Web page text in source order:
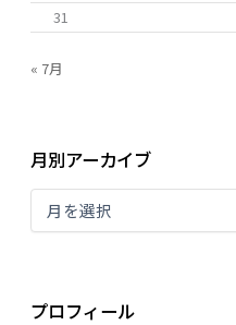
31
« 7月
月別アーカイブ
プロフィール